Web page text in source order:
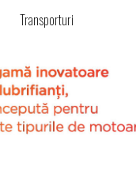
Transporturi